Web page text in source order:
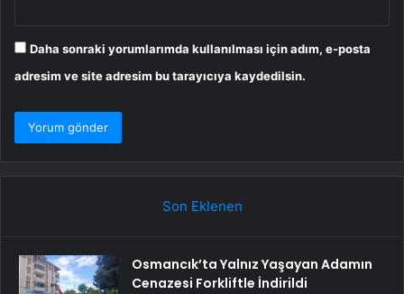
Daha sonraki yorumlarımda kullanılması için adım, e-posta
adresim ve site adresim bu tarayıcıya kaydedilsin.
Son Eklenen
Osmancık’ta Yalnız Yaşayan Adamın
Cenazesi Forkliftle İndirildi